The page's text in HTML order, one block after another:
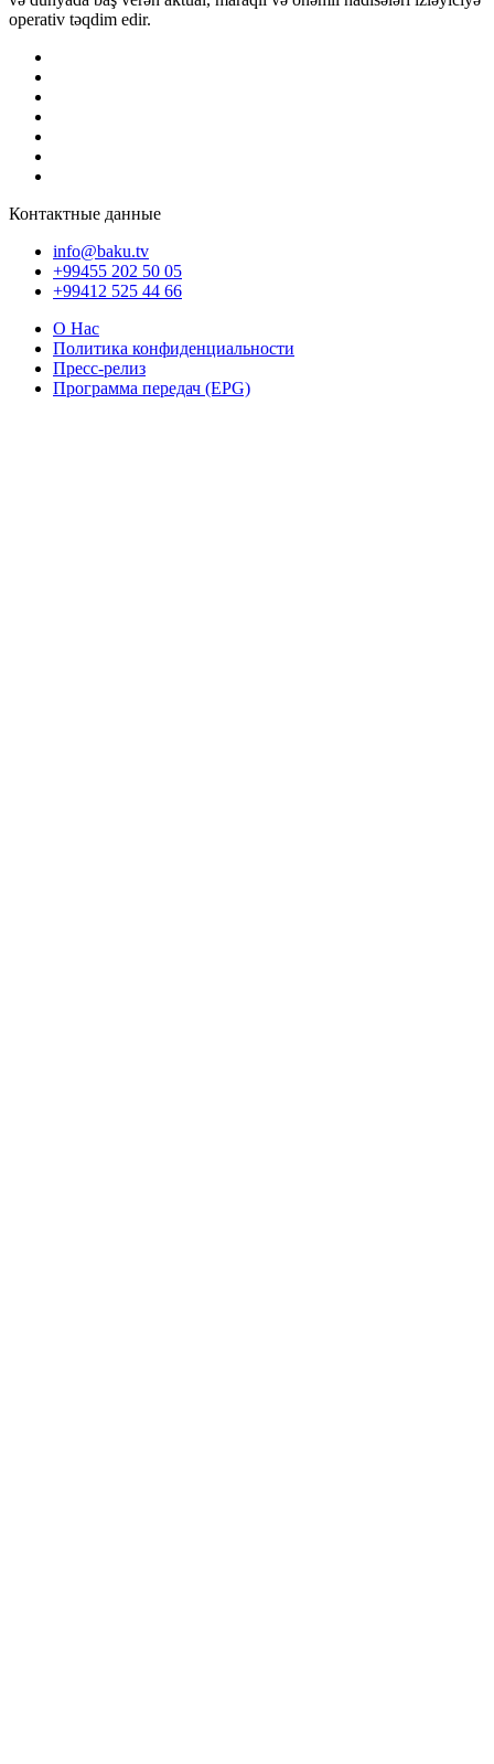
operativ təqdim edir.
Контактные данные
info@baku.tv
+99455 202 50 05
+99412 525 44 66
О Нас
Политика конфиденциальности
Пресс-релиз
Программа передач (EPG)